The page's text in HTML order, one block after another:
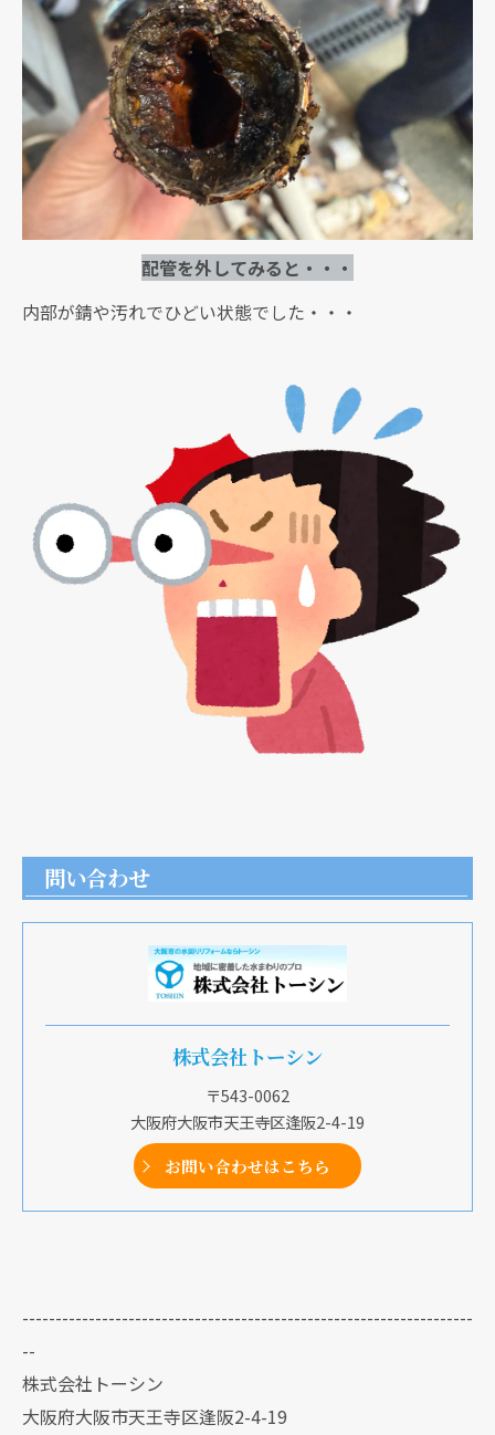
配管を外してみると・・・
内部が錆や汚れでひどい状態でした・・・
問い合わせ
株式会社トーシン
〒543-0062
大阪府大阪市天王寺区逢阪2-4-19
お問い合わせはこちら
--------------------------------------------------------------------
--
株式会社トーシン
大阪府大阪市天王寺区逢阪2-4-19
現在、新聞に入っている折込チラシです。
クリックでチラシのページにジャンプします